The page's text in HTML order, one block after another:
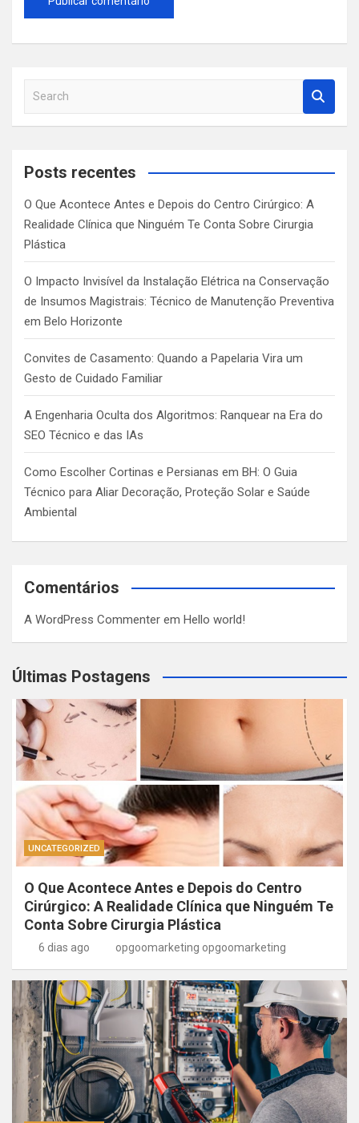
a
c
Posts recentes
O Que Acontece Antes e Depois do Centro Cirúrgico: A
Realidade Clínica que Ninguém Te Conta Sobre Cirurgia
Plástica
O Impacto Invisível da Instalação Elétrica na Conservação
de Insumos Magistrais: Técnico de Manutenção Preventiva
em Belo Horizonte
Convites de Casamento: Quando a Papelaria Vira um
Gesto de Cuidado Familiar
A Engenharia Oculta dos Algoritmos: Ranquear na Era do
SEO Técnico e das IAs
Como Escolher Cortinas e Persianas em BH: O Guia
Técnico para Aliar Decoração, Proteção Solar e Saúde
Ambiental
Comentários
A WordPress Commenter em Hello world!
Últimas Postagens
UNCATEGORIZED
O Que Acontece Antes e Depois do Centro
Cirúrgico: A Realidade Clínica que Ninguém Te
Conta Sobre Cirurgia Plástica
6 dias ago opgoomarketing opgoomarketing